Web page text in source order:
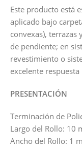
Este producto está
aplicado bajo
convexas), terrazas
de pendiente; en
revestimiento o
excelente
PRESENTACIÓN
Terminación de
Largo del Rollo: 10
Ancho del Rollo: 1 m